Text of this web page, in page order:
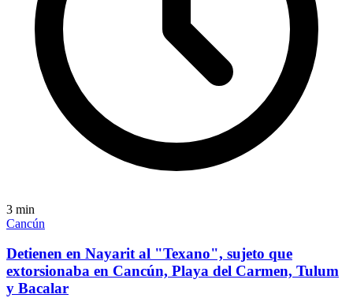
3 min
Cancún
Detienen en Nayarit al "Texano", sujeto que
extorsionaba en Cancún, Playa del Carmen, Tulum
y Bacalar